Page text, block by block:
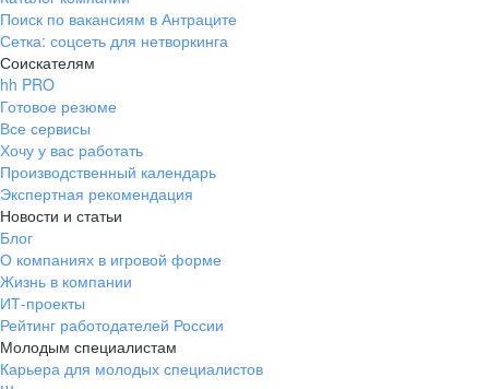
Поиск по вакансиям в Антраците
Сетка: соцсеть для нетворкинга
Соискателям
hh PRO
Готовое резюме
Все сервисы
Хочу у вас работать
Производственный календарь
Экспертная рекомендация
Новости и статьи
Блог
О компаниях в игровой форме
Жизнь в компании
ИТ-проекты
Рейтинг работодателей России
Молодым специалистам
Карьера для молодых специалистов